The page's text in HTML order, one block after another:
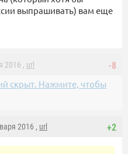
выпрашивать) вам еще
-8
2016 , url
скрыт. Нажмите, чтобы
+2
2016 , url